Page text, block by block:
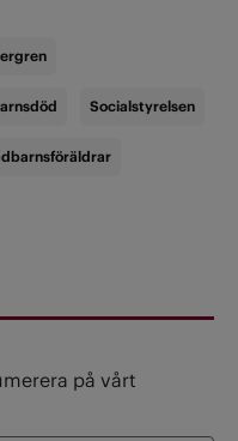
Socialstyrelsen
på vårt